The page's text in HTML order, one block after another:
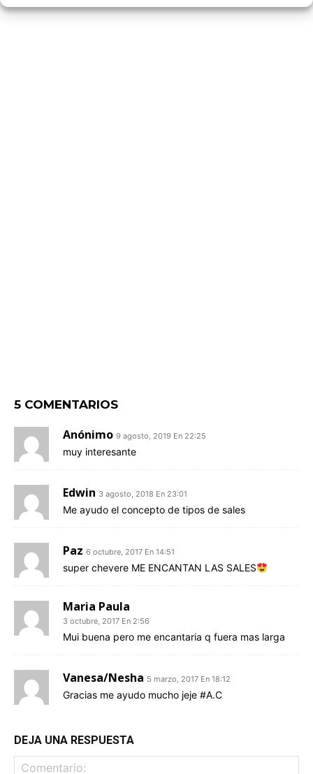
5 COMENTARIOS
Anónimo 9 agosto, 2019 En 22:25
muy interesante
Edwin 3 agosto, 2018 En 23:01
Me ayudo el concepto de tipos de sales
Paz 6 octubre, 2017 En 14:51
super chevere ME ENCANTAN LAS SALES
Maria Paula
3 octubre, 2017 En 2:56
Mui buena pero me encantaria q fuera mas larga
Vanesa/Nesha 5 marzo, 2017 En 18:12
Gracias me ayudo mucho jeje #A.C
DEJA UNA RESPUESTA